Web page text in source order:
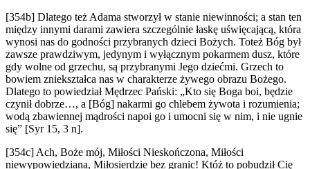
[354b] Dlatego też Adama stworzył w stanie niewinności; a stan ten
między innymi darami zawiera szczególnie łaskę uświęcającą, która
wynosi nas do godności przybranych dzieci Bożych. Toteż Bóg był
zawsze prawdziwym, jedynym i wyłącznym pokarmem dusz, które
gdy wolne od grzechu, są przybranymi Jego dziećmi. Grzech to
bowiem zniekształca nas w charakterze żywego obrazu Bożego.
Dlatego to powiedział Mędrzec Pański: „Kto się Boga boi, będzie
czynił dobrze…, a [Bóg] nakarmi go chlebem żywota i rozumienia;
wodą zbawiennej mądrości napoi go i umocni się w nim, i nie ugnie
się” [Syr 15, 3 n].
[354c] Ach, Boże mój, Miłości Nieskończona, Miłości
niewypowiedziana, Miłosierdzie bez granic! Któż to pobudził Cię